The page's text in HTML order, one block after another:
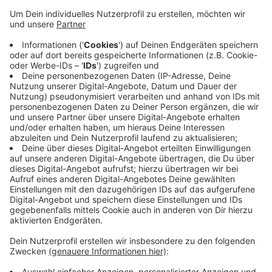
Anzeige
Zu den Hauptverkehrszeiten sollen die Busse auf
nachfragestarken Strecken einen 10-Minuten-Takt
erreichen, z.B. auf der Strecke Siegburg - Lohmar. An
den Wochenenden sollen dann auch mehr
Nachtfahrten angeboten werden. Eine entsprechende
Beschlussempfehlung hat der Verkehrsausschuss des
Kreises jetzt beschlossen - der Kreistag bespricht das
Thema am 2. Juni.MF
Anzeige